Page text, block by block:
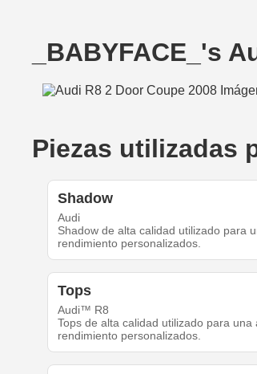
_BABYFACE_'s
Piezas utilizadas
Shadow
Audi
Shadow de alta calidad utilizado para
rendimiento personalizados.
Tops
Audi™ R8
Tops de alta calidad utilizado para una
rendimiento personalizados.